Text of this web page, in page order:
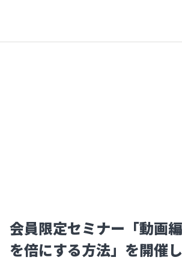
会員限定セミナー「動画
を倍にする方法」を開催